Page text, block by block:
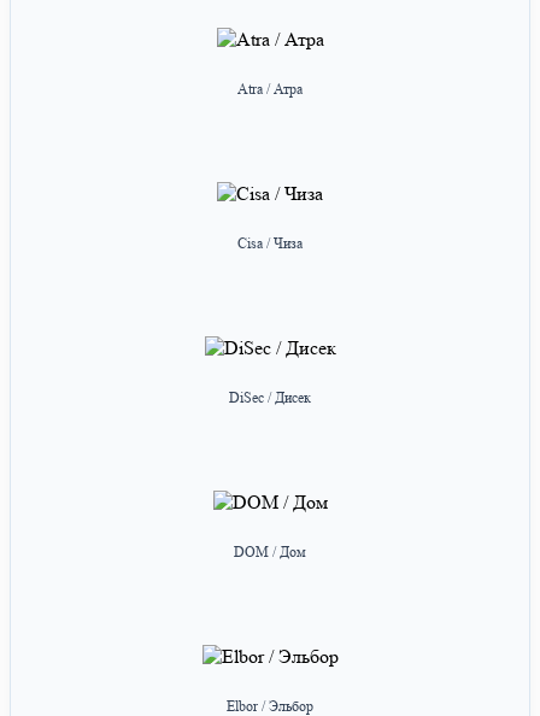
Atra / Атра
Cisa / Чиза
DiSec / Дисек
DOM / Дом
Elbor / Эльбор